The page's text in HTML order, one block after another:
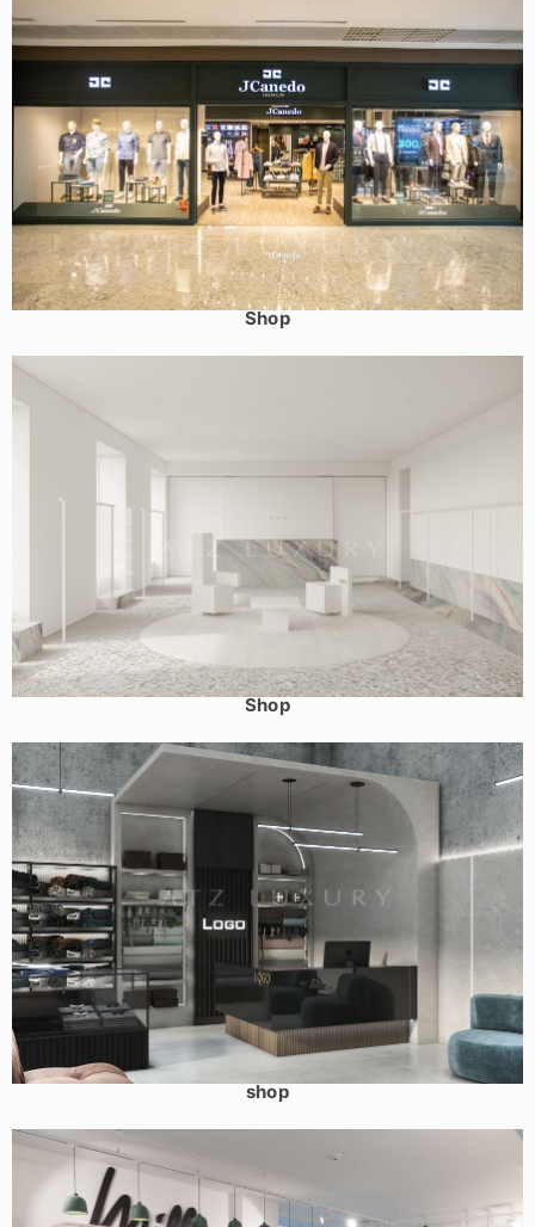
Thiết kế shop thời trang nam tỉnh Quảng Ninh – Jcanedo
Shop
Mẫu shop thời trang nữ tối giản tỉnh Bắc Giang – Mela
Shop
Mẫu shop thời trang nam tỉnh Phú Thọ – Fabrics and Men
shop